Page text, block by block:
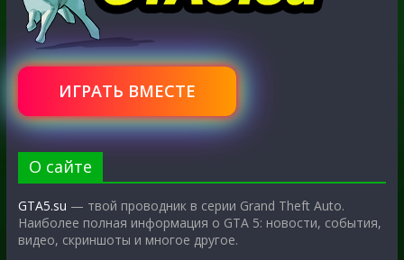
ИГРАТЬ ВМЕСТЕ
О сайте
GTA5.su — твой проводник в серии Grand Theft Auto.
Наиболее полная информация о GTA 5: новости, события,
видео, скриншоты и многое другое.